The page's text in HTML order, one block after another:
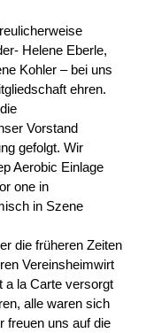
Helene Eberle,
Kohler – bei uns
ehren.
Vorstand
gefolgt. Wir
Aerobic Einlage
one in
in Szene
die früheren Zeiten
Vereinsheimwirt
a la Carte versorgt
alle waren sich
freuen uns auf die